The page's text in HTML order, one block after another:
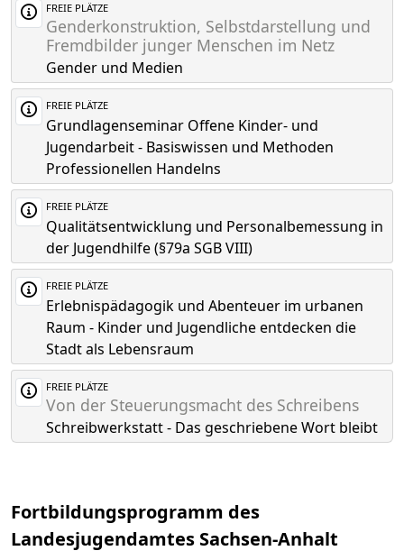
FREIE PLÄTZE
Genderkonstruktion, Selbstdarstellung und
Fremdbilder junger Menschen im Netz
Gender und Medien
FREIE PLÄTZE
Grundlagenseminar Offene Kinder- und
Jugendarbeit - Basiswissen und Methoden
Professionellen Handelns
FREIE PLÄTZE
Qualitätsentwicklung und Personalbemessung in
der Jugendhilfe (§79a SGB VIII)
FREIE PLÄTZE
Erlebnispädagogik und Abenteuer im urbanen
Raum - Kinder und Jugendliche entdecken die
Stadt als Lebensraum
FREIE PLÄTZE
Von der Steuerungsmacht des Schreibens
Schreibwerkstatt - Das geschriebene Wort bleibt
Fortbildungsprogramm des
Landesjugendamtes Sachsen-Anhalt